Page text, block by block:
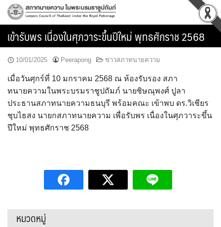
Skip
content
เข้ารับพร เนื่องในศุภวาระขึ้นปีใหม่ พุทธศักราช 2568
10/01/2025 Peerapong ข่าวสภาทนายความ
เมื่อวันศุกร์ที่ 10 มกราคม 2568 ณ ห้องรับรอง สภา
ทนายความในพระบรมราชูปถัมภ์ นายชิษณุพงศ์ ปูลา
ประธานสภาทนายความธนบุรี พร้อมคณะ เข้าพบ ดร.วิเชียร
ชุบไธสง นายกสภาทนายความ เพื่อรับพร เนื่องในศุภวาระขึ้น
ปีใหม่ พุทธศักราช 2568
หมวดหมู่